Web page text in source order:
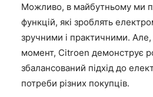
Можливо, в майбутньому ми
функцій, які зроблять
зручними і практичними.
момент, Citroen демонструє
збалансований підхід до
потреби різних покупців.